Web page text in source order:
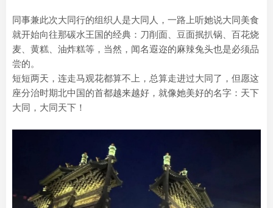
同事兼此次大同行的组织人是大同人，一路上听她说大同美食
就开始向往那碳水王国的经典：‌‌刀削面‌、‌豆面抿扒锅、‌百花烧
麦、‌黄糕、油炸糕等，当然，闻名遐迩的‌麻辣兔头也是必须品
尝的。‌
短短两天，连走马观花都算不上，总算走进过大同了，但愿这
座分治时期北中国的首都越来越好，就像她美好的名字：天下
大同，大同天下！